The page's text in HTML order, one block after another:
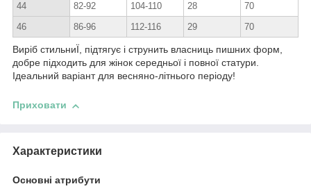
44
82-92 104-110 28
70
46
86-96 112-116 29 70
Виріб стильниЇ, підтягує і струнить власниць пишних форм,
добре підходить для жінок середньої і повної статури.
Ідеальний варіант для весняно-літнього періоду!
Приховати
Характеристики
Основні атрибути